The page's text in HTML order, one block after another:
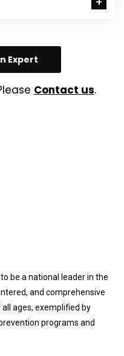
Expert
Contact us.
be a national leader in the
and comprehensive
ages, exemplified by
programs and